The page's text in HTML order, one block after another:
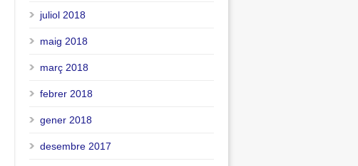
juliol 2018
maig 2018
març 2018
febrer 2018
gener 2018
desembre 2017